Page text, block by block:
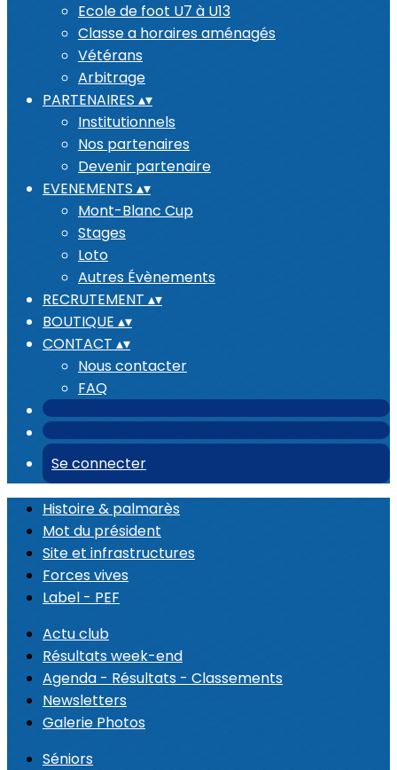
Ecole de foot U7 à U13
Classe a horaires aménagés
Vétérans
Arbitrage
PARTENAIRES ▴▾
Institutionnels
Nos partenaires
Devenir partenaire
EVENEMENTS ▴▾
Mont-Blanc Cup
Stages
Loto
Autres Évènements
RECRUTEMENT ▴▾
BOUTIQUE ▴▾
CONTACT ▴▾
Nous contacter
FAQ
Se connecter
Histoire & palmarès
Mot du président
Site et infrastructures
Forces vives
Label - PEF
Actu club
Résultats week-end
Agenda - Résultats - Classements
Newsletters
Galerie Photos
Séniors